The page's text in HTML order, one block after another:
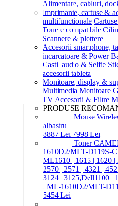
Alimentare, cabluri,
Imprimante, cartuse &
multifunctionale
Tonere compatibile
Scannere & plottere
Accesorii smartphone,
incarcatoare & Power
Casti, audio & Selfie
accesorii tableta
Monitoare, display &
Multimedia Monitoare
TV Accesorii & Filtre
PRODUSE
Mouse
albastru
8887 Lei 7998 Lei
Toner
1610D2/MLT-D119S-
ML1610 | 1615 | 1620 |
2570 | 2571 | 4321 |
3124 | 3125;Dell1100 |
, ML-1610D2/MLT-
5454 Lei